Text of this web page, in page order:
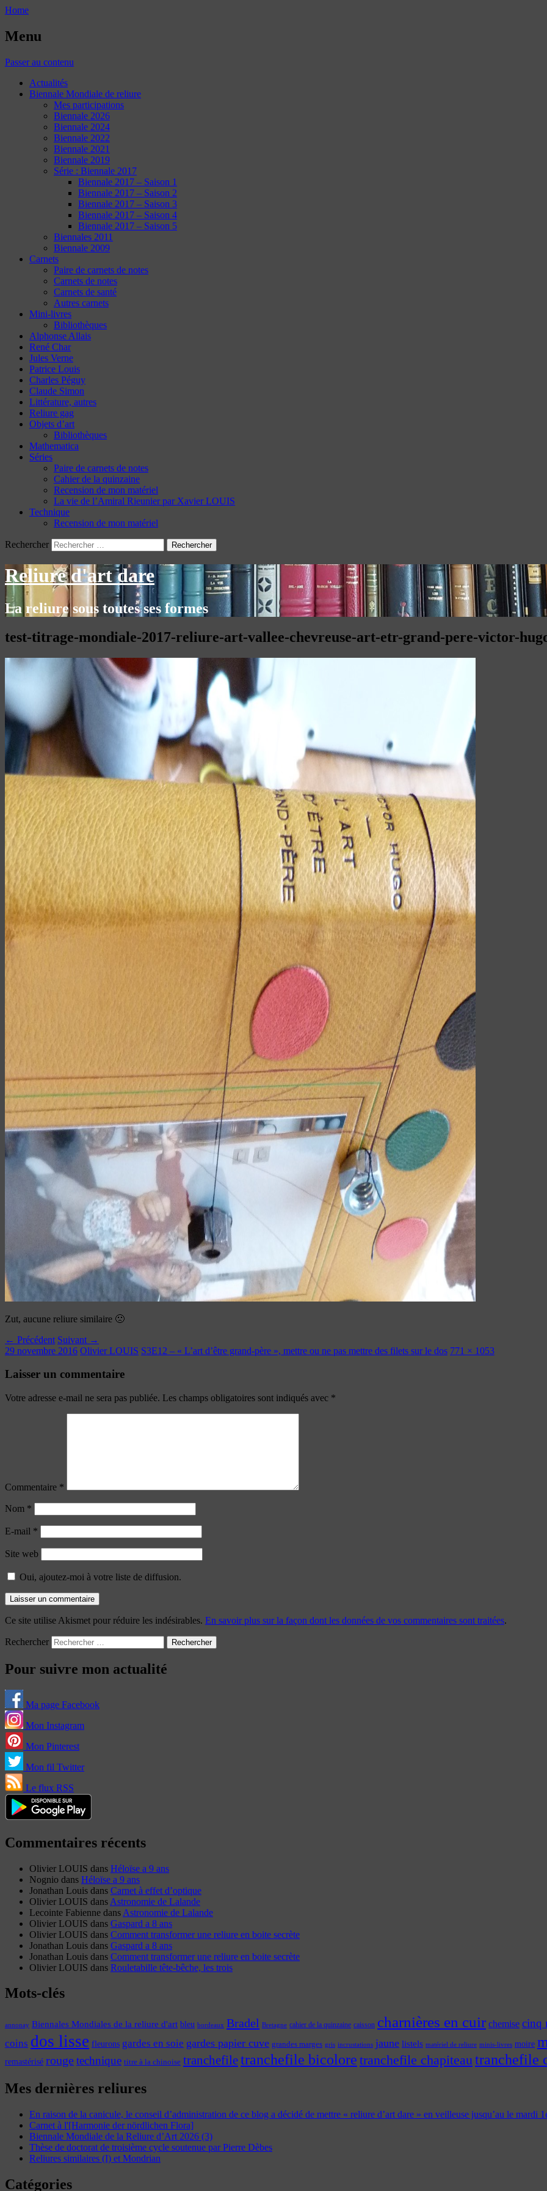
Home
Menu
Passer au contenu
Actualités
Biennale Mondiale de reliure
Mes participations
Biennale 2026
Biennale 2024
Biennale 2022
Biennale 2021
Biennale 2019
Série : Biennale 2017
Biennale 2017 – Saison 1
Biennale 2017 – Saison 2
Biennale 2017 – Saison 3
Biennale 2017 – Saison 4
Biennale 2017 – Saison 5
Biennales 2011
Biennale 2009
Carnets
Paire de carnets de notes
Carnets de notes
Carnets de santé
Autres carnets
Mini-livres
Bibliothèques
Alphonse Allais
René Char
Jules Verne
Patrice Louis
Charles Péguy
Claude Simon
Littérature, autres
Reliure gag
Objets d’art
Bibliothèques
Mathematica
Séries
Paire de carnets de notes
Cahier de la quinzaine
Recension de mon matériel
La vie de l’Amiral Rieunier par Xavier LOUIS
Technique
Recension de mon matériel
Rechercher
Reliure d'art dare
La reliure sous toutes ses formes
test-titrage-mondiale-2017-reliure-art-vallee-chevreuse-art-etr-grand-pere-victor-
Zut, aucune reliure similaire 🙁
← Précédent Suivant →
29 novembre 2016 Olivier LOUIS S3E12 – « L’art d’être grand-père », mettre ou ne pas mettre des filets sur le dos 771 × 1053
Laisser un commentaire
Votre adresse e-mail ne sera pas publiée. Les champs obligatoires sont indiqués avec *
Commentaire *
Nom *
E-mail *
Site web
Oui, ajoutez-moi à votre liste de diffusion.
Ce site utilise Akismet pour réduire les indésirables. En savoir plus sur la façon dont les données de vos commentaires sont traitées.
Rechercher
Pour suivre mon actualité
Ma page Facebook
Mon Instagram
Mon Pinterest
Mon fil Twitter
Le flux RSS
Commentaires récents
Olivier LOUIS dans Héloïse a 9 ans
Nognio dans Héloïse a 9 ans
Jonathan Louis dans Carnet à effet d’optique
Olivier LOUIS dans Astronomie de Lalande
Lecointe Fabienne dans Astronomie de Lalande
Olivier LOUIS dans Gaspard a 8 ans
Olivier LOUIS dans Comment transformer une reliure en boite secrète
Jonathan Louis dans Gaspard a 8 ans
Jonathan Louis dans Comment transformer une reliure en boite secrète
Olivier LOUIS dans Rouletabille tête-bêche, les trois
Mots-clés
annonay Biennales Mondiales de la reliure d'art bleu bordeaux Bradel Bretagne cahier de la quinzaine caisson charnières en cuir chemise cinq
coins dos lisse fleurons gardes en soie gardes papier cuve grandes marges gris incrustations jaune listels matériel de reliure minis-livres moire
remastérisé rougetechnique titre à la chinoise tranchefiletranchefile bicolore tranchefile chapiteautranchefile
Mes dernières reliures
En raison de la canicule, le conseil d’administration de ce blog a décidé de mettre « reliure d’art dare » en veilleuse jusqu’au le mardi
Carnet à l'[Harmonie der nördlichen Flora]
Biennale Mondiale de la Reliure d’Art 2026 (3)
Thèse de doctorat de troisième cycle soutenue par Pierre Dèbes
Reliures similaires (I) et Mondrian
Catégories